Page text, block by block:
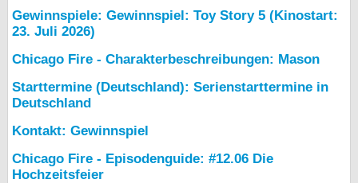
Gewinnspiele: Gewinnspiel: Toy Story 5 (Kinostart:
23. Juli 2026)
Chicago Fire - Charakterbeschreibungen: Mason
Starttermine (Deutschland): Serienstarttermine in
Deutschland
Kontakt: Gewinnspiel
Chicago Fire - Episodenguide: #12.06 Die
Hochzeitsfeier